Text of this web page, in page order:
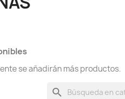
se añadirán más productos.
search